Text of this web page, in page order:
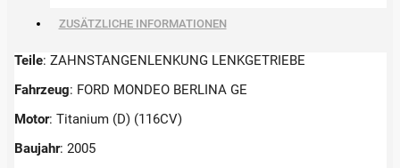
ZUSÄTZLICHE INFORMATIONEN
Teile: ZAHNSTANGENLENKUNG LENKGETRIEBE
Fahrzeug: FORD MONDEO BERLINA GE
Motor: Titanium (D) (116CV)
Baujahr: 2005